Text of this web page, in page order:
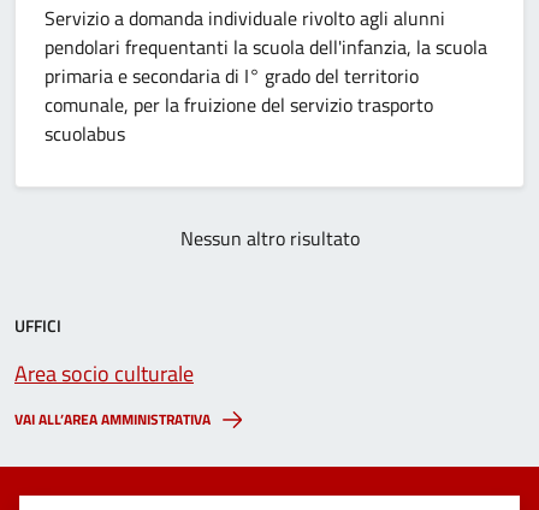
Servizio a domanda individuale rivolto agli alunni
pendolari frequentanti la scuola dell'infanzia, la scuola
primaria e secondaria di I° grado del territorio
comunale, per la fruizione del servizio trasporto
scuolabus
Nessun altro risultato
UFFICI
Area socio culturale
VAI ALL’AREA AMMINISTRATIVA